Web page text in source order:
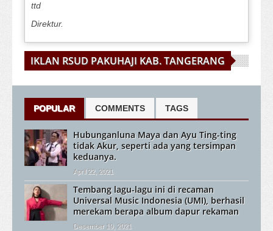
ttd
Direktur.
IKLAN RSUD PAKUHAJI KAB. TANGERANG
POPULAR COMMENTS TAGS
Hubunganluna Maya dan Ayu Ting-ting
tidak Akur, seperti ada yang tersimpan
keduanya.
April 22, 2021
Tembang lagu-lagu ini di recaman
Universal Music Indonesia (UMI), berhasil
merekam berapa album dapur rekaman
Desember 19, 2021